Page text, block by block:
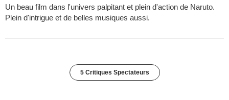
Un beau film dans l'univers palpitant et plein d'action de Naruto.
Plein d'intrigue et de belles musiques aussi.
5 Critiques Spectateurs